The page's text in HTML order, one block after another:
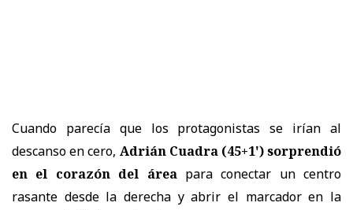
Cuando parecía que los protagonistas se irían al
descanso en cero, Adrián Cuadra (45+1') sorprendió
en el corazón del áreapara conectar un centro
rasante desde la derecha y abrir el marcador en la